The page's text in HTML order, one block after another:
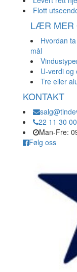
Flott
LÆR MER
Hvordan
mål
U-verdi og
Tre eller
KONTAKT
22 11 30 00
Man-Fre:
Følg oss